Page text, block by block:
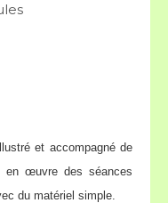
et accompagné de
en œuvre des séances
du matériel simple.